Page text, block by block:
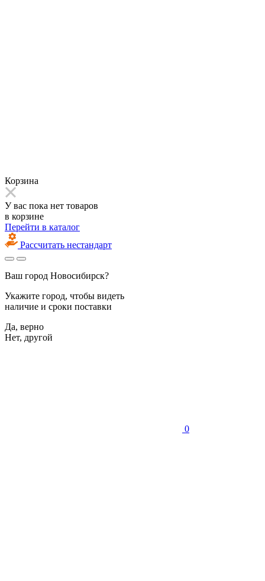
Корзина
У вас пока нет товаров
в корзине
Перейти в каталог
Рассчитать нестандарт
Ваш город Новосибирск?
Укажите город, чтобы видеть
наличие и сроки поставки
Да, верно
Нет, другой
0